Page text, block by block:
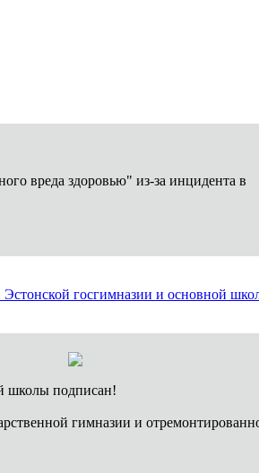
вреда здоровью" из-за инцидента в
Эстонской госгимназии и основной
школы подписан!
гимназии и